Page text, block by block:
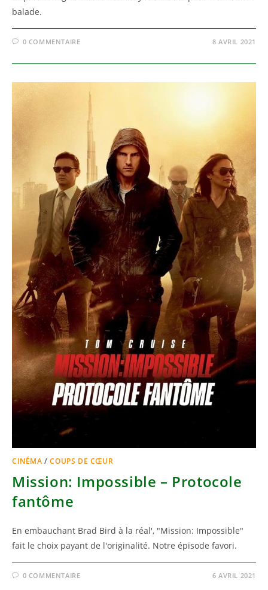
balade.
0 COMMENTAIRE 8 AVRIL 2021
CINÉMA /COUPS DE CŒUR
Mission: Impossible – Protocole
fantôme
En embauchant Brad Bird à la réal', "Mission: Impossible"
fait le choix payant de l'originalité. Notre épisode favori.
0 COMMENTAIRE 6 AVRIL 2021